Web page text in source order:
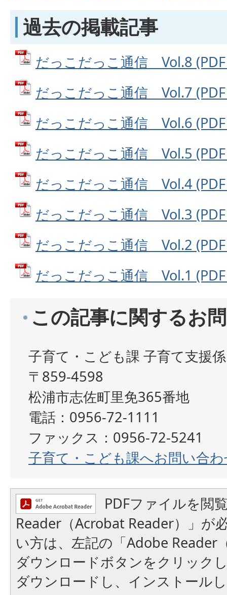
過去の掲載記事
だっこだっこ通信 Vol.8
だっこだっこ通信 Vol.7
だっこだっこ通信 Vol.6
だっこだっこ通信 Vol.5
だっこだっこ通信 Vol.4
だっこだっこ通信 Vol.3
だっこだっこ通信 Vol.2
だっこだっこ通信 Vol.1
この記事に関するお
子育て・こども課 子育て支援係
〒859-4598
松浦市志佐町里免365番地
電話：0956-72-1111
ファックス：0956-72-5241
子育て・こども課へお問い合
PDFファイルを閲
Reader（Acrobat Reader）」が
い方は、左記の「Adobe Reader
ダウンロードボタンをクリック
ダウンロードし、インストール